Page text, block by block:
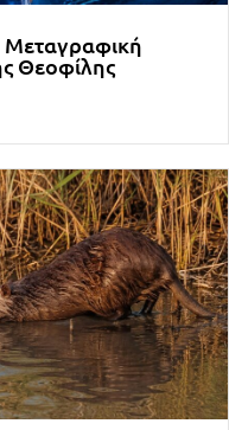
Μεταγραφική
Θεοφίλης